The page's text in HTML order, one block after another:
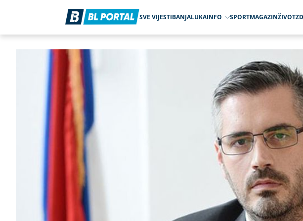
SVE VIJESTIBANJALUKAINFO SPORTMAGAZINŽIVOT